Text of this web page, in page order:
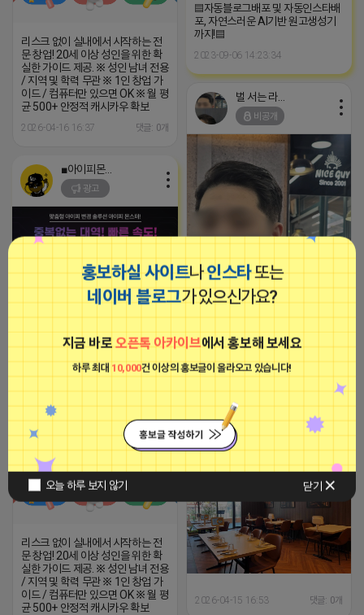
홍보하실 사이트나인스타또는
네이버 블로그가 있으신가요?
지금 바로오픈톡 아카이브에서 홍보해 보세요
하루 최대 10,000건 이상의 홍보글이 올라오고 있습니다!
오늘 하루 보지 않기 닫기
▤자동블로그배포 및 자동인스타배
포, 자연스러운 AI기반 원고생성기
까지!▤
2023-09-06 14:23:34
리스크 없이 실내에서 시작하는 전
문 창업! 20세 이상 성인을 위한 확
실한 가이드 제공. ※ 성인 남녀 전용
/ 지역 및 학력 무관 ※ 1인 창업 가
이드 / 컴퓨터만 있으면 OK ※ 월 평
균 500+ 안정적 캐시카우 확보
2026-04-16 16:37 댓글: 0개
벌 서는 라이언
비공개
2026-04-16 15:36
■아이피몬스터■
광고
[아이피몬스터] 전국 최저가 마케팅
용 KT아이피서비스!!
벌 서는 라이언
비공개
리스크 없이 실내에서 시작하는 전
문 창업! 20세 이상 성인을 위한 확
실한 가이드 제공. ※ 성인 남녀 전용
/ 지역 및 학력 무관 ※ 1인 창업 가
이드 / 컴퓨터만 있으면 OK ※ 월 평
균 500+ 안정적 캐시카우 확보
2026-04-15 16:53 댓글: 0개